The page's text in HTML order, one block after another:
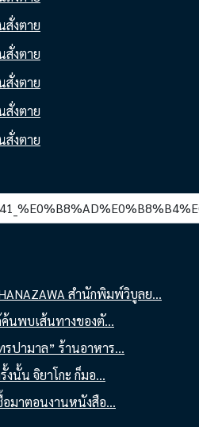
สำนักพิมพ์วิบูลย...
ค้นพบเส้นทางของตั...
ปามาล” ร้านอาหาร...
นั้น จิยาโกะ ก็มอ...
มาตอนงานหนังสือ...